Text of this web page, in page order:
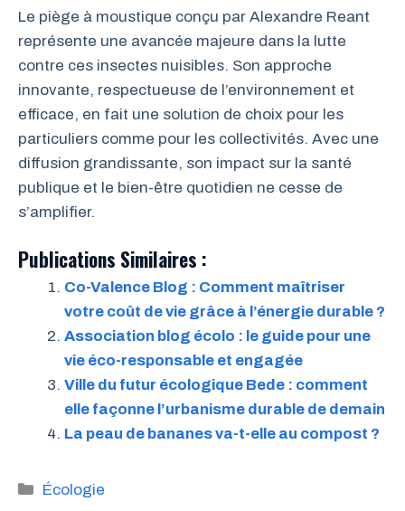
Le piège à moustique conçu par Alexandre Reant
représente une avancée majeure dans la lutte
contre ces insectes nuisibles. Son approche
innovante, respectueuse de l’environnement et
efficace, en fait une solution de choix pour les
particuliers comme pour les collectivités. Avec une
diffusion grandissante, son impact sur la santé
publique et le bien-être quotidien ne cesse de
s’amplifier.
Publications Similaires :
Co-Valence Blog : Comment maîtriser
votre coût de vie grâce à l’énergie durable ?
Association blog écolo : le guide pour une
vie éco-responsable et engagée
Ville du futur écologique Bede : comment
elle façonne l’urbanisme durable de demain
La peau de bananes va-t-elle au compost ?
Catégories
Écologie